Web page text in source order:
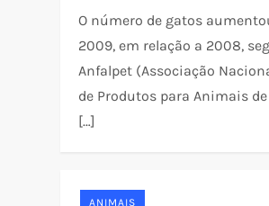
O número de gatos
2009, em relação a 2008,
Anfalpet (Associação
de Produtos para Animais
[…]
ANIMAIS